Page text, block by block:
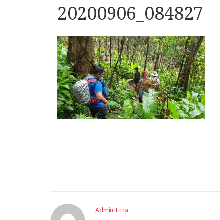
20200906_084827
Admin Titra